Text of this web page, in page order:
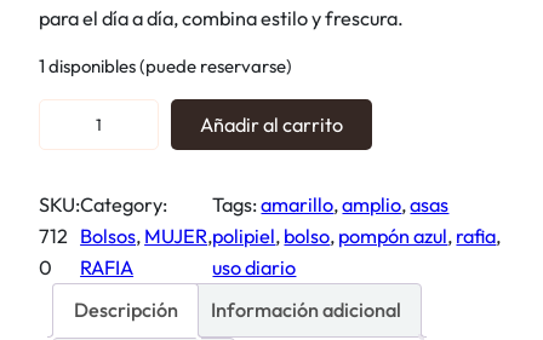
para el día a día, combina estilo y frescura.
1 disponibles (puede reservarse)
o
s
o
r
Añadir al carrito
SKU:
712
0
Category:
Bolsos, MUJER ,
RAFIA
Tags:amarillo, amplio, asas
polipiel, bolso, pompón azul, rafia
uso diario
Descripción
Información adicional